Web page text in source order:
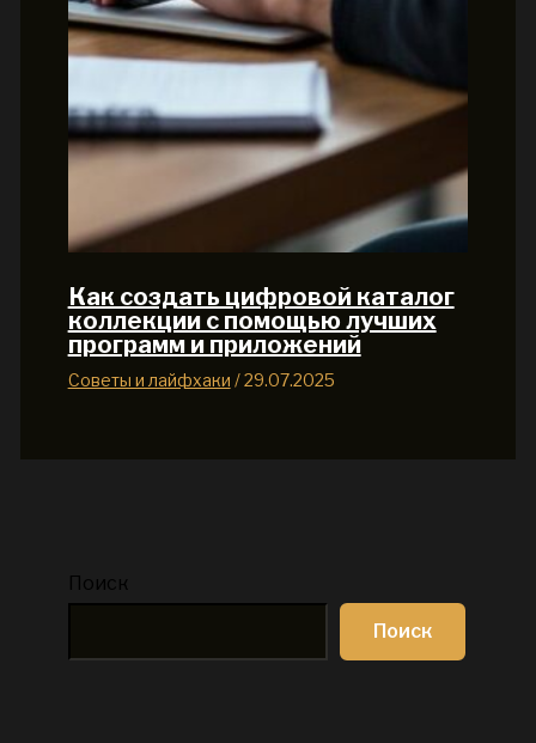
Как создать цифровой каталог
коллекции с помощью лучших
программ и приложений
Советы и лайфхаки /29.07.2025
Поиск
Поиск